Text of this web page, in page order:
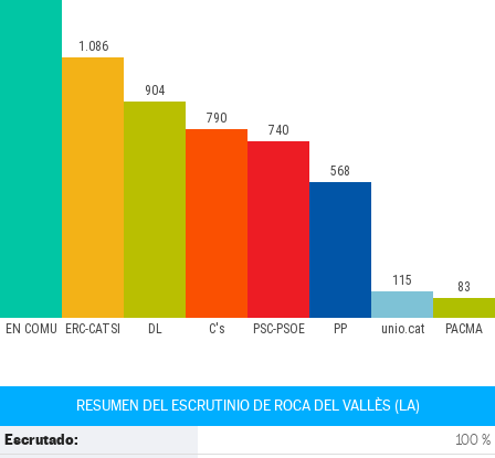
EN COMÚ ERC-CATSÍ DL C's PSC-PSOE PP unio.cat PACMA
1.086
904
790
740
568
115 83
RESUMEN DEL ESCRUTINIO DE ROCA DEL VALLÈS (LA)
Escrutado: 100 %